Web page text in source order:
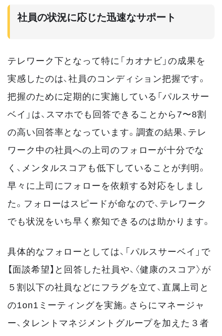
社員の状況に応じた迅速なサポート
テレワーク下となって特に「カオナビ」の成果を
実感したのは、社員のコンディション把握です。
把握のために定期的に実施している「パルスサー
ベイ」は、スマホでも回答できることから7〜8割
の高い回答率となっています。調査の結果、テレ
ワーク中の社員への上司のフォローが十分でな
く、メンタルスコアも低下していることが判明。
早々に上司にフォローを依頼する対応をしまし
た。フォローはスピードが命なので、テレワーク
でも状況をいち早く察知できるのは助かります。
具体的なフォローとしては、「パルスサーベイ」で
【面談希望】と回答した社員や、〈健康のスコア〉が
５割以下の社員などにフラグを立て、直属上司と
の1on1ミーティングを実施。さらにマネージャ
ー、タレントマネジメントグループを加えた３者